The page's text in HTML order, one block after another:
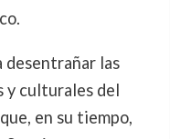
desentrañar las
y culturales del
en su tiempo,